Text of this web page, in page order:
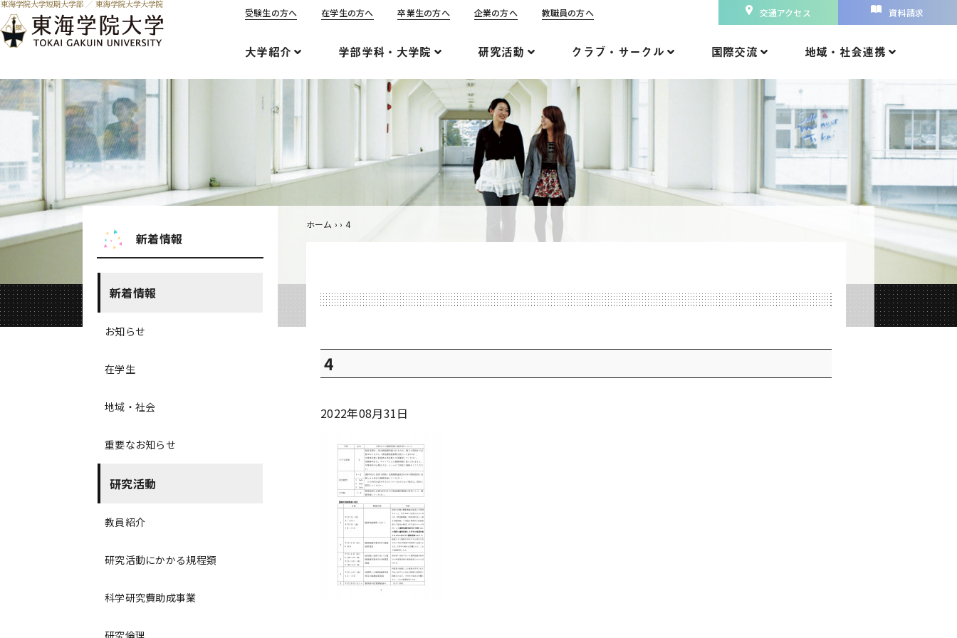
受験生の方へ 在学生の方へ 卒業生の方へ 企業の方へ 教職員の方へ 交通アクセス 資料請求
大学紹介 学部学科・大学院 研究活動 クラブ・サークル 国際交流 地域・社会連携
ホーム ›› 4
4
2022年08月31日
新着情報
新着情報
お知らせ
在学生
地域・社会
重要なお知らせ
研究活動
教員紹介
研究活動にかかる規程類
科学研究費助成事業
研究倫理